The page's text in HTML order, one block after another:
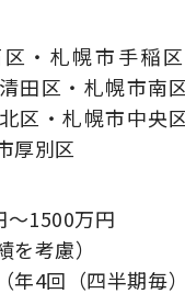
バンク
サービスのご案内
タント紹介
ログイン
・札幌市手稲
田区・札幌市南
区・札幌市中央
厚別区
～1500万円
を考慮）
年4回（四半期毎）